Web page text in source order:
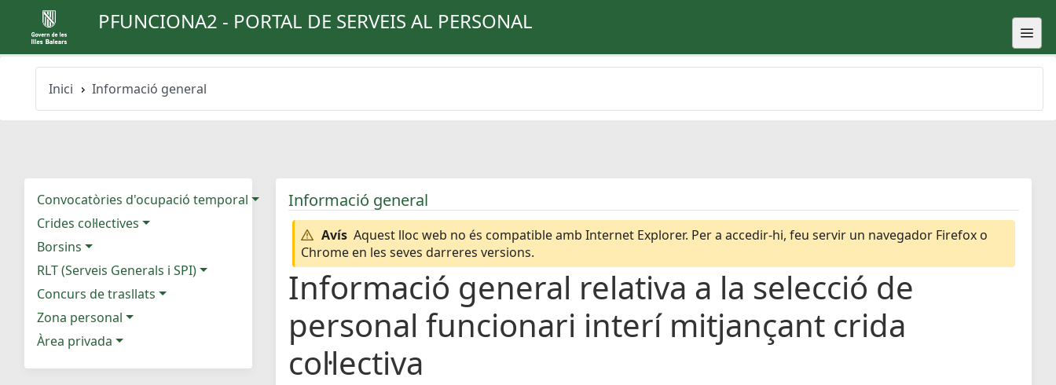
PFUNCIONA2 - PORTAL DE SERVEIS AL PERSONAL
Inici Informació general
Convocatòries d'ocupació temporal
Crides col·lectives
Borsins
RLT (Serveis Generals i SPI)
Concurs de trasllats
Zona personal
Àrea privada
Informació general
Avís Aquest lloc web no és compatible amb Internet Explorer. Per a accedir-hi, feu servir un navegador Firefox o
Chrome en les seves darreres versions.
Informació general relativa a la selecció de
personal funcionari interí mitjançant crida
col·lectiva